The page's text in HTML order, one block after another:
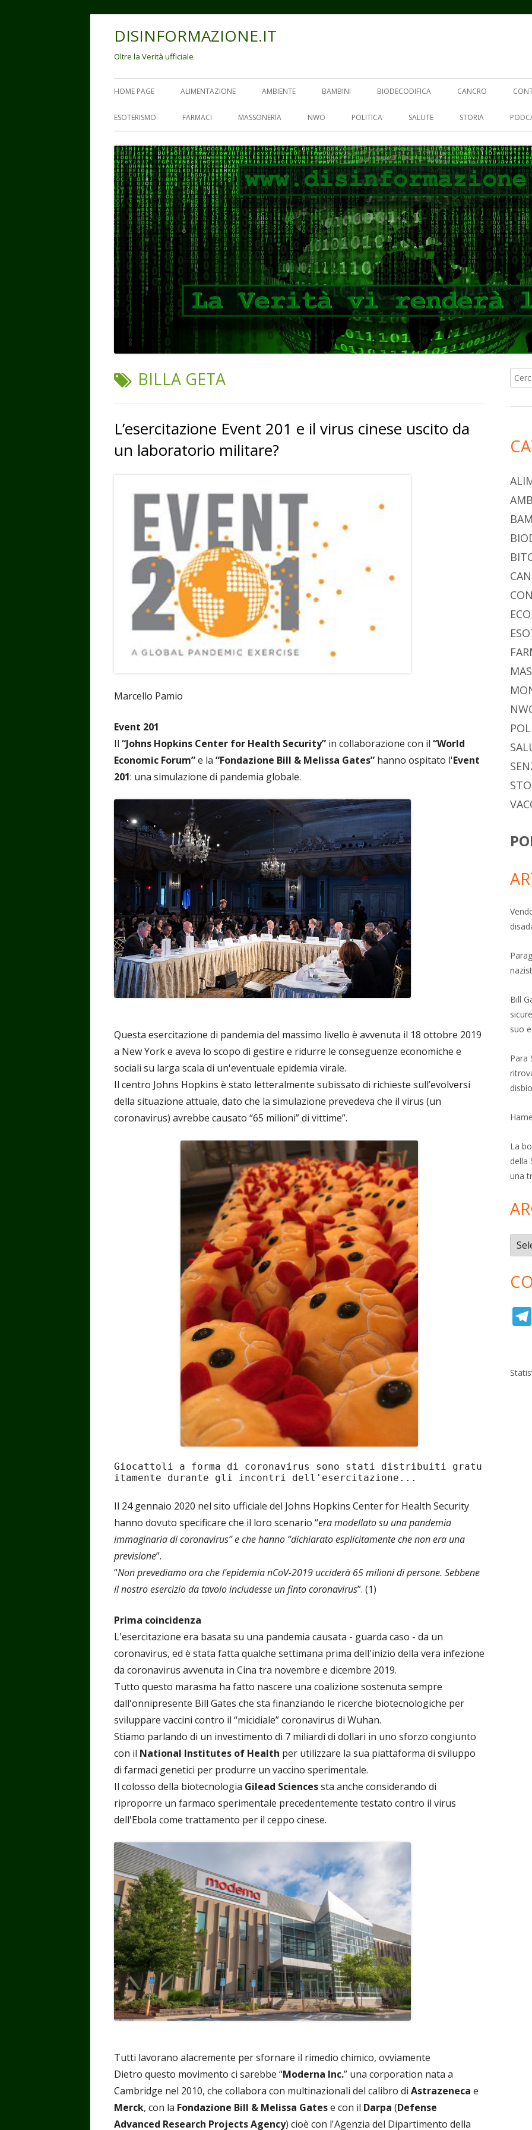
DISINFORMAZIONE.IT
Oltre la Verità ufficiale
Menu
principale
HOME PAGE ALIMENTAZIONE AMBIENTE BAMBINI BIODECODIFICA CANCRO
ESOTERISMO FARMACI MASSONERIA NWO POLITICA SALUTE STORIA
TAG:
BILLA GETA
L’esercitazione Event 201 e il virus cinese uscito da
un laboratorio militare?
Marcello Pamio
Event 201
Il “Johns Hopkins Center for Health Security” in collaborazione con il “World
Economic Forum”e la “Fondazione Bill & Melissa Gates” hanno ospitato l'Event
201: una simulazione di pandemia globale.
Questa esercitazione di pandemia del massimo livello è avvenuta il 18 ottobre 2019
a New York e aveva lo scopo di gestire e ridurre le conseguenze economiche e
sociali su larga scala di un'eventuale epidemia virale.
Il centro Johns Hopkins è stato letteralmente subissato di richieste sull’evolversi
della situazione attuale, dato che la simulazione prevedeva che il virus (un
coronavirus) avrebbe causato “65 milioni” di vittime”.
Giocattoli a forma di coronavirus sono stati distribuiti gratu
itamente durante gli incontri dell'esercitazione...
Il 24 gennaio 2020 nel sito ufficiale del Johns Hopkins Center for Health Security
hanno dovuto specificare che il loro scenario “era modellato su una pandemia
immaginaria di coronavirus” e che hanno “dichiarato esplicitamente che non era una
previsione”.
“Non prevediamo ora che l'epidemia nCoV-2019 ucciderà 65 milioni di persone. Sebbene
il nostro esercizio da tavolo includesse un finto coronavirus”. (1)
Prima coincidenza
L'esercitazione era basata su una pandemia causata - guarda caso - da un
coronavirus, ed è stata fatta qualche settimana prima dell'inizio della vera infezione
da coronavirus avvenuta in Cina tra novembre e dicembre 2019.
Tutto questo marasma ha fatto nascere una coalizione sostenuta sempre
dall'onnipresente Bill Gates che sta finanziando le ricerche biotecnologiche per
sviluppare vaccini contro il “micidiale” coronavirus di Wuhan.
Stiamo parlando di un investimento di 7 miliardi di dollari in uno sforzo congiunto
con il National Institutes of Health per utilizzare la sua piattaforma di sviluppo
di farmaci genetici per produrre un vaccino sperimentale.
Il colosso della biotecnologia Gilead Sciencessta anche considerando di
riproporre un farmaco sperimentale precedentemente testato contro il virus
dell'Ebola come trattamento per il ceppo cinese.
Tutti lavorano alacremente per sfornare il rimedio chimico, ovviamente
Dietro questo movimento ci sarebbe “Moderna Inc.” una corporation nata a
Cambridge nel 2010, che collabora con multinazionali del calibro di Astrazeneca e
Merck, con la Fondazione Bill & Melissa Gatese con il Darpa (Defense
Advanced Research Projects Agency) cioè con l'Agenzia del Dipartimento della
per:
Bill
suo
Para
La
della
una